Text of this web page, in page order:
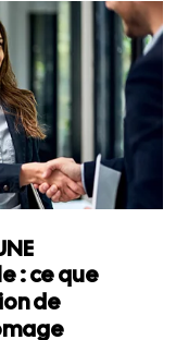
: ce que
de